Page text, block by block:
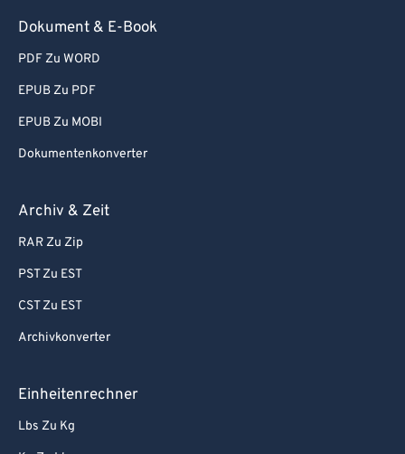
Dokument & E-Book
PDF Zu WORD
EPUB Zu PDF
EPUB Zu MOBI
Dokumentenkonverter
Archiv & Zeit
RAR Zu Zip
PST Zu EST
CST Zu EST
Archivkonverter
Einheitenrechner
Lbs Zu Kg